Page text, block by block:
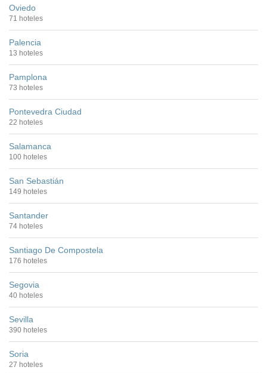
Oviedo
71 hoteles
Palencia
13 hoteles
Pamplona
73 hoteles
Pontevedra Ciudad
22 hoteles
Salamanca
100 hoteles
San Sebastián
149 hoteles
Santander
74 hoteles
Santiago De Compostela
176 hoteles
Segovia
40 hoteles
Sevilla
390 hoteles
Soria
27 hoteles